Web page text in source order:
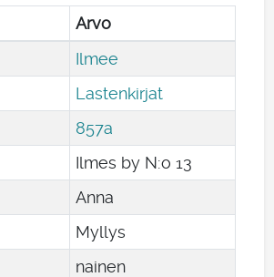
Arvo
Ilmee
Lastenkirjat
857a
Ilmes by N:o 13
Anna
Myllys
nainen